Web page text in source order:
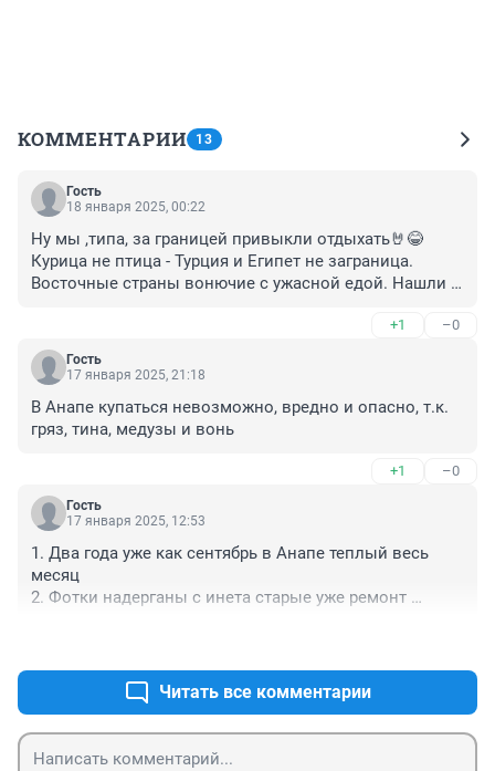
КОММЕНТАРИИ 13
Гость
18 января 2025, 00:22
Ну мы ,типа, за границей привыкли отдыхать🤘😂
Курица не птица - Турция и Египет не заграница.
Восточные страны вонючие с ужасной едой. Нашли
+1 –0
Гость
17 января 2025, 21:18
В Анапе купаться невозможно, вредно и опасно, т.к.
гряз, тина, медузы и вонь
+1 –0
Гость
17 января 2025, 12:53
1. Два года уже как сентябрь в Анапе теплый весь
месяц
2. Фотки надерганы с инета старые уже ремонт
А так вообще надо хотябы потрудиться почитать про
место куда едешь, так и отдых будет интересен и
отчеты
Читать все комментарии